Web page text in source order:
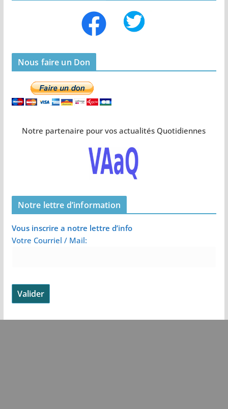
Nous faire un Don
Notre partenaire pour vos actualités Quotidiennes
Notre lettre d’information
Vous inscrire a notre lettre d’info
Votre Courriel / Mail: